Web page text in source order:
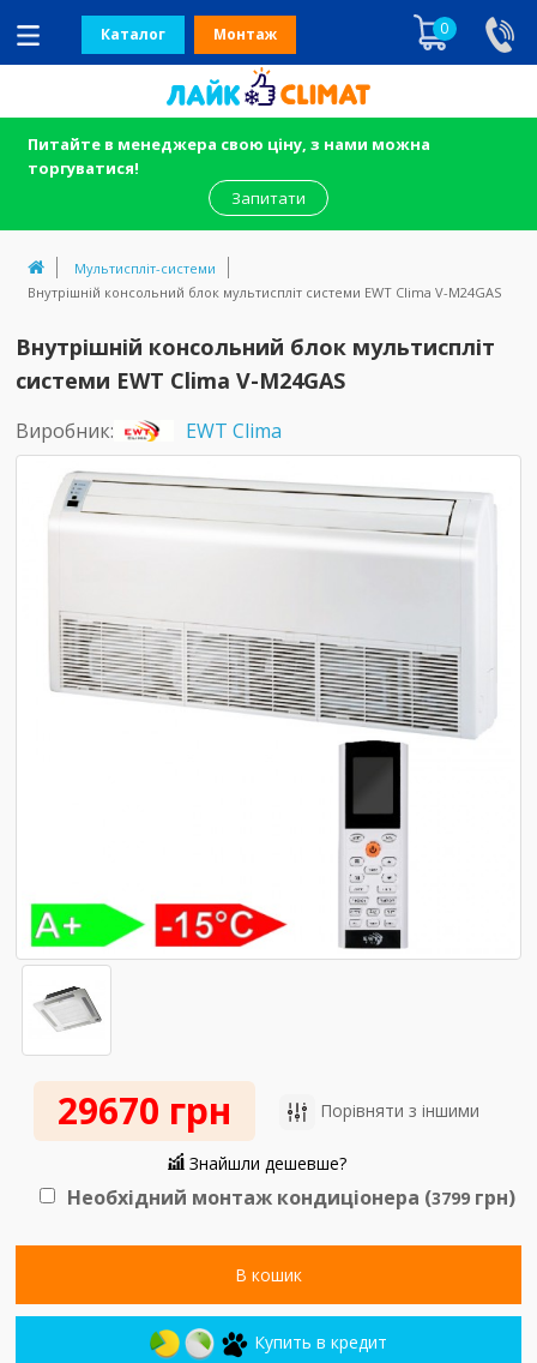
Каталог Монтаж 0
Питайте в менеджера свою ціну, з нами можна
торгуватися!
Запитати
Мультиспліт-системи
Внутрішній консольний блок мультиспліт системи EWT Clima V-M24GAS
Внутрішній консольний блок мультиспліт
системи EWT Clima V-M24GAS
Виробник: EWT Clima
29670 грн Порівняти з іншими
Знайшли дешевше?
Необхідний монтаж кондиціонера (3799 грн)
В кошик
Купить в кредит